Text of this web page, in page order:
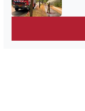
AANGEPAST